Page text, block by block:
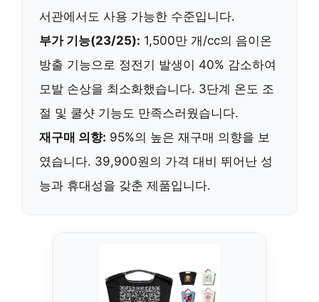
서관에서도 사용 가능한 수준입니다.
부가 기능(23/25): 1,500만 개/cc의 음이온
방출 기능으로 정전기 발생이 40% 감소하여
모발 손상을 최소화했습니다. 3단계 온도 조
절 및 쿨샷 기능도 만족스러웠습니다.
재구매 의향: 95%의 높은 재구매 의향을 보
였습니다. 39,900원의 가격 대비 뛰어난 성
능과 휴대성을 갖춘 제품입니다.